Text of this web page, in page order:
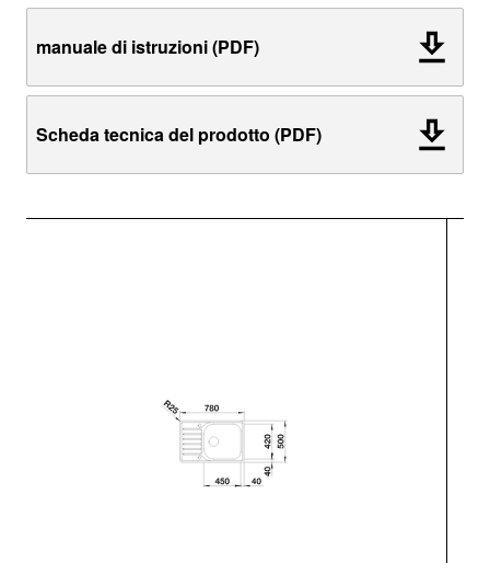
manuale di istruzioni (PDF)
Scheda tecnica del prodotto (PDF)